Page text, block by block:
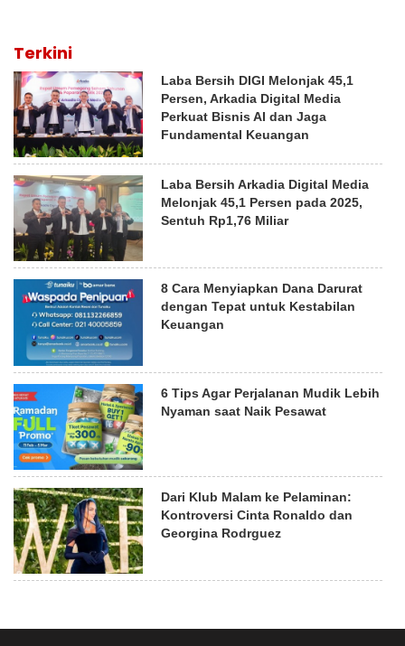
Terkini
Laba Bersih DIGI Melonjak 45,1
Persen, Arkadia Digital Media
Perkuat Bisnis AI dan Jaga
Fundamental Keuangan
Laba Bersih Arkadia Digital Media
Melonjak 45,1 Persen pada 2025,
Sentuh Rp1,76 Miliar
8 Cara Menyiapkan Dana Darurat
dengan Tepat untuk Kestabilan
Keuangan
6 Tips Agar Perjalanan Mudik Lebih
Nyaman saat Naik Pesawat
Dari Klub Malam ke Pelaminan:
Kontroversi Cinta Ronaldo dan
Georgina Rodrguez